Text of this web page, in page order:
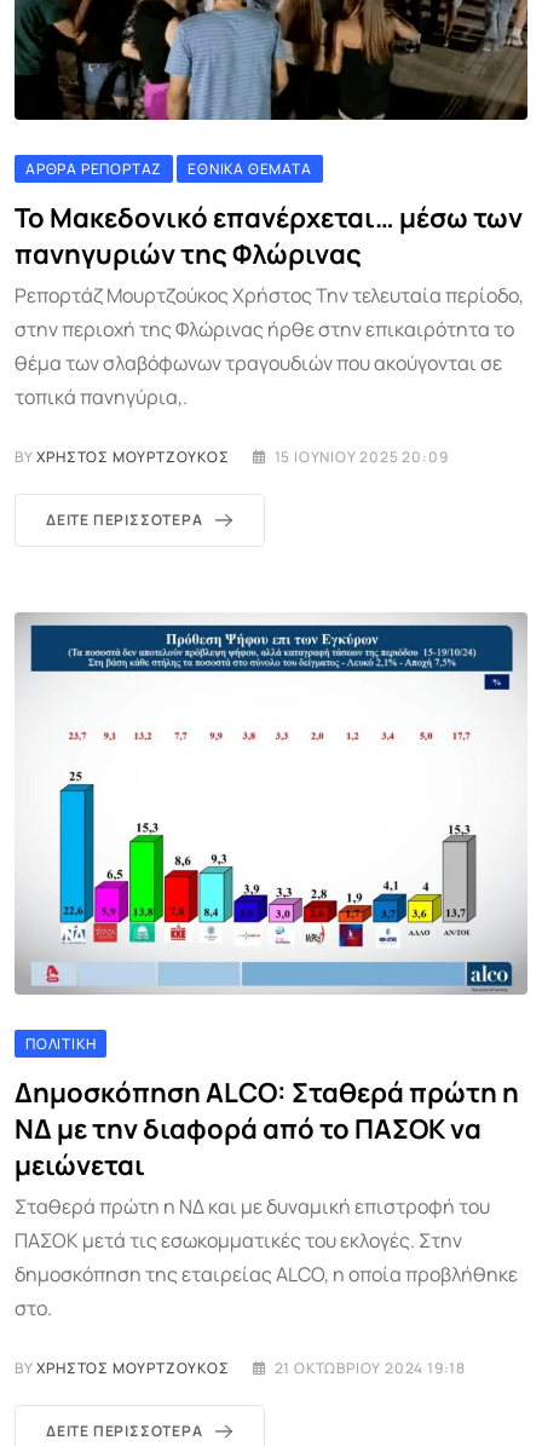
ΆΡΘΡΑ ΡΕΠΟΡΤΆΖ ΕΘΝΙΚΆ ΘΈΜΑΤΑ
Το Μακεδονικό επανέρχεται… μέσω των
πανηγυριών της Φλώρινας
Ρεπορτάζ Μουρτζούκος Χρήστος Την τελευταία περίοδο,
στην περιοχή της Φλώρινας ήρθε στην επικαιρότητα το
θέμα των σλαβόφωνων τραγουδιών που ακούγονται σε
τοπικά πανηγύρια,.
BYΧΡΉΣΤΟΣ ΜΟΥΡΤΖΟΎΚΟΣ 15 ΙΟΥΝΊΟΥ 2025 20:09
ΔΕΊΤΕ ΠΕΡΙΣΣΌΤΕΡΑ
ΠΟΛΙΤΙΚΉ
Δημοσκόπηση ALCO: Σταθερά πρώτη η
ΝΔ με την διαφορά από το ΠΑΣΟΚ να
μειώνεται
Σταθερά πρώτη η ΝΔ και με δυναμική επιστροφή του
ΠΑΣΟΚ μετά τις εσωκομματικές του εκλογές. Στην
δημοσκόπηση της εταιρείας ALCO, η οποία προβλήθηκε
στο.
BYΧΡΉΣΤΟΣ ΜΟΥΡΤΖΟΎΚΟΣ 21 ΟΚΤΩΒΡΊΟΥ 2024 19:18
ΔΕΊΤΕ ΠΕΡΙΣΣΌΤΕΡΑ